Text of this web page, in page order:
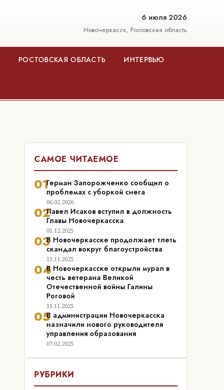
6 июля 2026
Новочеркасск, Ростовская область
РОСТОВСКАЯ ОБЛАСТЬ ИНТЕРВЬЮ
САМОЕ ЧИТАЕМОЕ
01Герман Запорожченко сообщил о
проблемах с уборкой снега
06.02.2026
02Павел Исаков вступил в должность
Главы Новочеркасска
05.12.2025
03В Новочеркасске продолжает тлеть
скандал вокруг благоустройства
13.11.2025
04В Новочеркасске открыли мурал в
честь ветерана Великой
Отечественной войны Галины
Роговой
11.11.2025
05В администрации Новочеркасска
назначили нового руководителя
управления образования
07.02.2025
РУБРИКИ